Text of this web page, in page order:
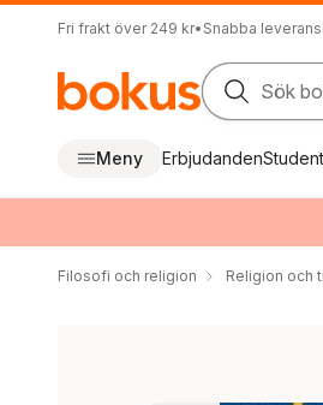
Fri frakt över 249 kr• Snabba
Sök
Meny ErbjudandenStudent
Filosofi och religion Religion och